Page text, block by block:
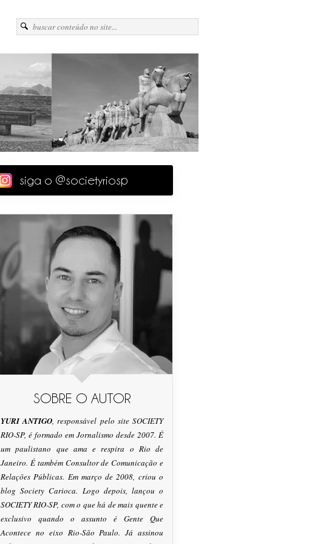
siga o @societyriosp
SOBRE O AUTOR
YURI ANTIGO, responsável pelo site SOCIETY
RIO-SP, é formado em Jornalismo desde 2007. É
um paulistano que ama e respira o Rio de
Janeiro. É também Consultor de Comunicação e
Relações Públicas. Em março de 2008, criou o
blog Society Carioca. Logo depois, lançou o
SOCIETY RIO-SP, com o que há de mais quente e
exclusivo quando o assunto é Gente Que
Acontece no eixo Rio-São Paulo. Já assinou